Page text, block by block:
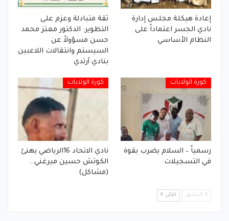
إعادة هيكلة مجلس إدارة
نادي الجسر اعتماداً على
النظام الأساسي
ثقة متبادلة وعزم على
التطوير: الدكتور معتز محمد
حسن مسؤولاً عن
السيستم وانتقالات اللاعبين
بنادي أرتدي
كورة الولايات
رسمياً – السلام يضرب بقوة
في التسجيلات
كورة الولايات
نادي الاتحاد 16الرياضي يهنئ
الكوتش حسين ميرغني…
(مشاكل)
السابق التالي